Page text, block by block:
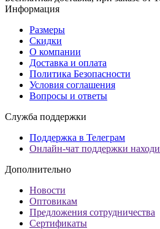
Информация
Размеры
Скидки
О компании
Доставка и оплата
Политика Безопасности
Условия соглашения
Вопросы и ответы
Служба поддержки
Поддержка в Телеграм
Онлайн-чат поддержки
Дополнительно
Новости
Оптовикам
Предложения сотрудничества
Сертификаты